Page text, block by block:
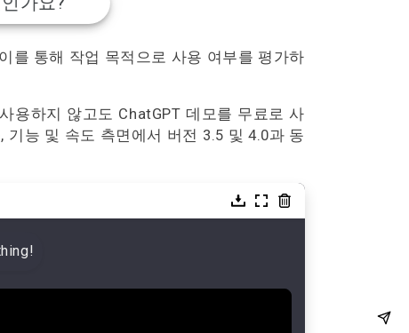
를 통해 작업 목적으로 사용 여부를 평가하
용하지 않고도 ChatGPT 데모를 무료로 사
능 및 속도 측면에서 버전 3.5 및 4.0과 동